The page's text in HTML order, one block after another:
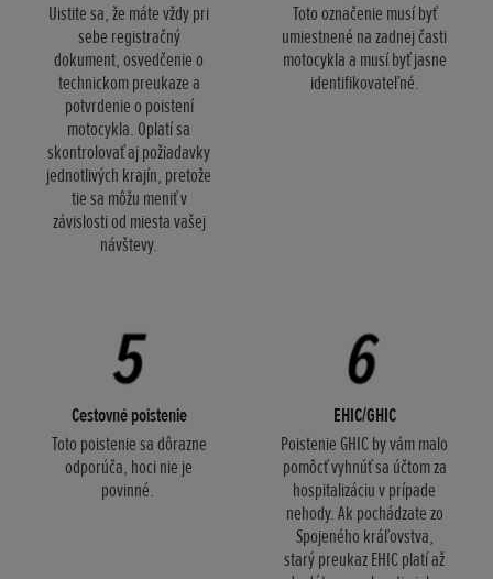
Uistite sa, že máte vždy pri
sebe registračný
dokument, osvedčenie o
technickom preukaze a
potvrdenie o poistení
motocykla. Oplatí sa
skontrolovať aj požiadavky
jednotlivých krajín, pretože
tie sa môžu meniť v
závislosti od miesta vašej
návštevy.
Toto označenie musí byť
umiestnené na zadnej časti
motocykla a musí byť jasne
identifikovateľné.
Cestovné poistenie
Toto poistenie sa dôrazne
odporúča, hoci nie je
povinné.
EHIC/GHIC
Poistenie GHIC by vám malo
pomôcť vyhnúť sa účtom za
hospitalizáciu v prípade
nehody. Ak pochádzate zo
Spojeného kráľovstva,
starý preukaz EHIC platí až